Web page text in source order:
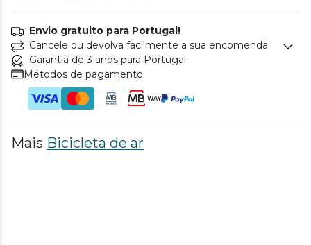
Envio gratuito para Portugal!
Cancele ou devolva facilmente a sua encomenda.
Garantia de 3 anos para Portugal
Métodos de pagamento
Mais Bicicleta de ar